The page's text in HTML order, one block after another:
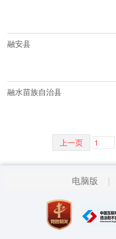
融安县
融水苗族自治县
上一页
电脑版